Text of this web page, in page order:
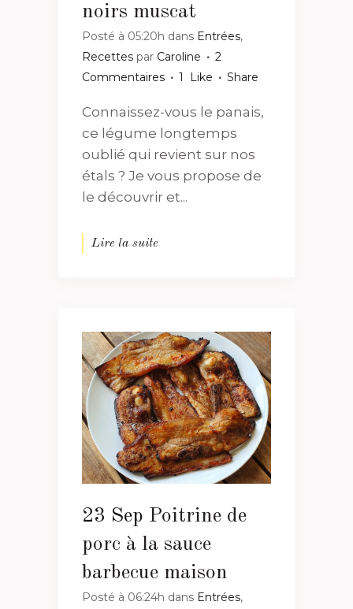
noirs muscat
Posté à 05:20h dans Entrées,
Recettes par Caroline
2
Commentaires
1 Like Share
Connaissez-vous le panais,
ce légume longtemps
oublié qui revient sur nos
étals ? Je vous propose de
le découvrir et...
Lire la suite
23 Sep Poitrine de
porc à la sauce
barbecue maison
Posté à 06:24h dans Entrées,